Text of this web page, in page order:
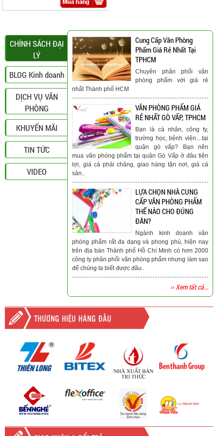
CHÍNH SÁCH ĐẠI
LÝ
BLOG Kinh doanh
DỊCH VỤ VĂN
PHÒNG
KHUYẾN MÃI
TIN TỨC
VIDEO
Cung Cấp Văn Phòng
Phẩm Giá Rẻ Nhất Tại
TPHCM
Chuyên phân phối văn
phòng phẩm với giá rẻ
nhất Thành phố HCM
VĂN PHÒNG PHẨM GIÁ
RẺ NHẤT GÒ VẤP, TPHCM
Bạn là cá nhân, công ty,
trường học, bệnh viện....tại
quận gò vấp? Bạn nên
mua văn phòng phẩm tại quận Gò Vấp ở đâu tiện
lợi, giá cả phải chăng, giao hàng tận nơi, giá cả
sản..
LỰA CHỌN NHÀ CUNG
CẤP VĂN PHÒNG PHẨM
THẾ NÀO CHO ĐÚNG
ĐẮN?
Ngành kinh doanh văn
phòng phẩm rất đa dạng và phong phú, hiện nay
trên địa bàn Thành phố Hồ Chí Minh có hơn 2000
công ty phân phối văn phòng phẩm nhưng làm sao
để chúng ta biết được đâu..
›› Xem tất cả...
THƯƠNG HIỆU HÀNG ĐẦU